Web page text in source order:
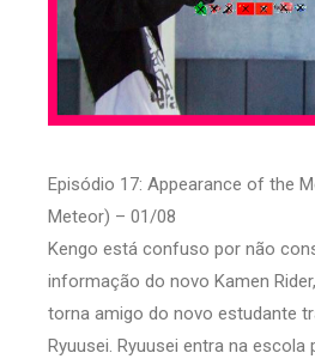
Episódio 17: Appearance of the
Meteor) – 01/08
Kengo está confuso por não
informação do novo Kamen
torna amigo do novo estudante
Ryuusei. Ryuusei entra na escola